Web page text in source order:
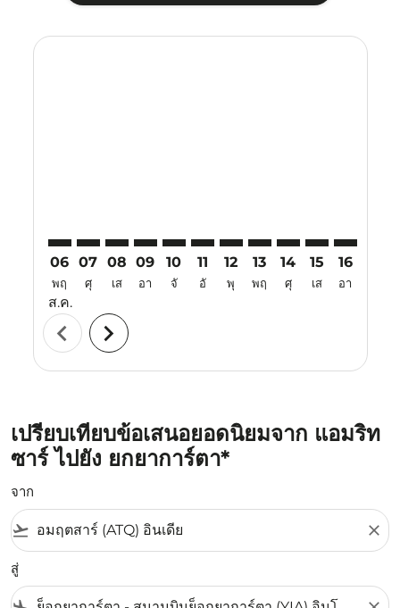
06
พฤ
ส.ค.
07
ศุ
08
เส
09
อา
10
จั
11
อั
12
พุ
13
พฤ
14
ศุ
15
เส
16
อา
chevron_left chevron_right
เปรียบเทียบข้อเสนอยอดนิยมจาก แอมริท
ซาร์ ไปยัง ยกยาการ์ตา*
จาก
flight_takeoff close
สู่